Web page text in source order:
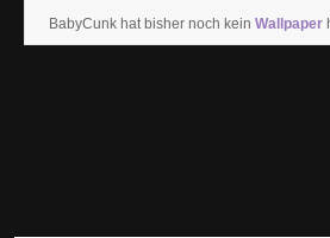
BabyCunk hat bisher noch kein Wallpaper